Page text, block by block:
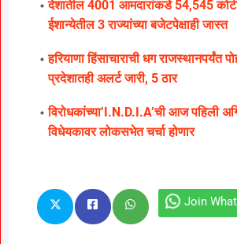
देशातील 4001 आमदारांकडे 54,545 कोटी
ईशान्येतील 3 राज्यांच्या बजेटपेक्षाही जास्त
हरियाणा हिंसाचाराची धग राजस्थानपर्यंत
प्रदेशातही अलर्ट जारी, 5 ठार
विरोधकांच्या’I.N.D.I.A’ची आज पहिली
विधेयकावर लोकसभेत चर्चा होणार
Join